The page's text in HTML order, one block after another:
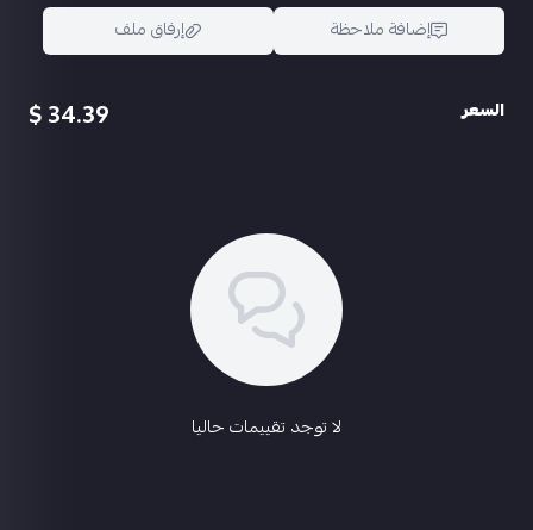
إضافة ملاحظة
إرفاق ملف
السعر 34.39 $
لا توجد تقييمات حاليا